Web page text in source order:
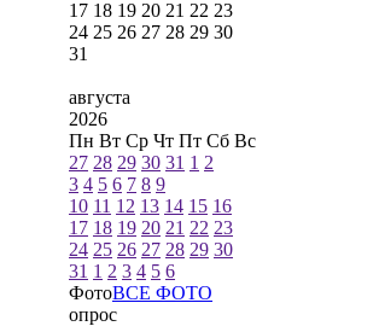
17 18 19 20 21 22 23
24 25 26 27 28 29 30
31
августа
2026
Пн Вт Ср Чт Пт Сб Вс
27 28 29 30 31 1 2
3 4 5 6 7 8 9
10 11 12 13 14 15 16
17 18 19 20 21 22 23
24 25 26 27 28 29 30
31 1 2 3 4 5 6
ФотоВСЕ ФОТО
опрос